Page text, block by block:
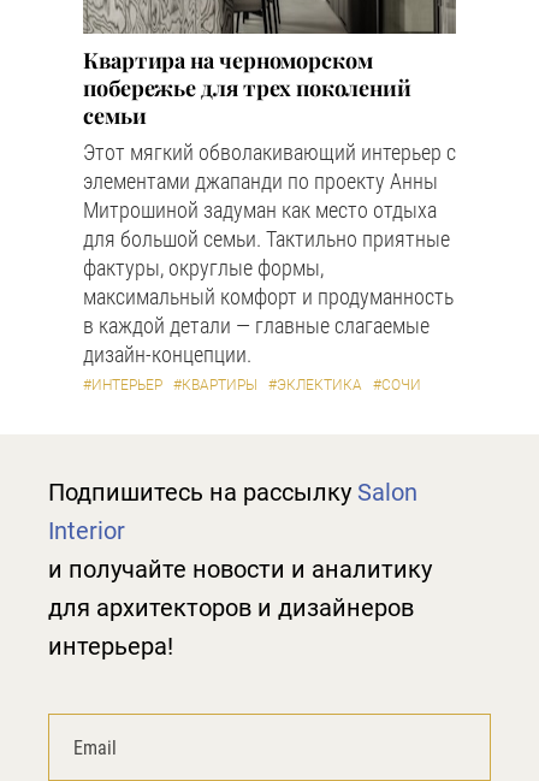
Квартира на черноморском
побережье для трех поколений
семьи
Этот мягкий обволакивающий интерьер с
элементами джапанди по проекту Анны
Митрошиной задуман как место отдыха
для большой семьи. Тактильно приятные
фактуры, округлые формы,
максимальный комфорт и продуманность
в каждой детали — главные слагаемые
дизайн-концепции.
#ИНТЕРЬЕР #КВАРТИРЫ #ЭКЛЕКТИКА #СОЧИ
Подпишитесь на рассылку Salon
Interior
и получайте новости и аналитику
для архитекторов и дизайнеров
интерьера!